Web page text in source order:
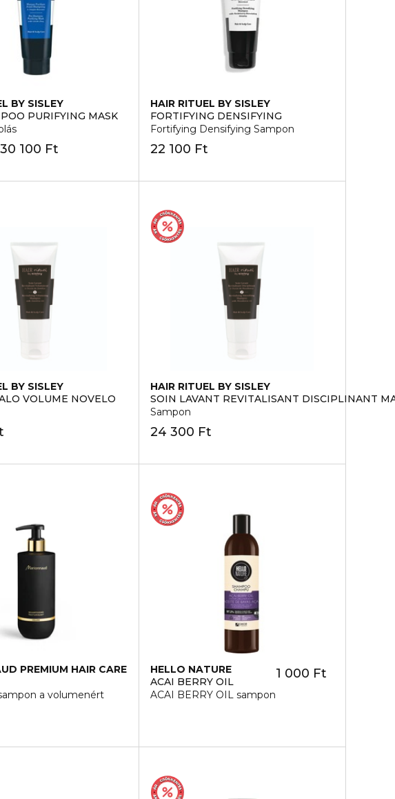
BY SISLEY
PURIFYING MASK
30 100 Ft
HAIR RITUEL BY SISLEY
FORTIFYING DENSIFYING
Fortifying Densifying Sampon
22 100 Ft
BY SISLEY
VOLUME NOVELO
HAIR RITUEL BY SISLEY
SOIN LAVANT REVITALISANT DISCIPLINANT
Sampon
24 300 Ft
PREMIUM HAIR CARE
a volumenért
HELLO NATURE
ACAI BERRY OIL
ACAI BERRY OIL sampon
1 000 Ft